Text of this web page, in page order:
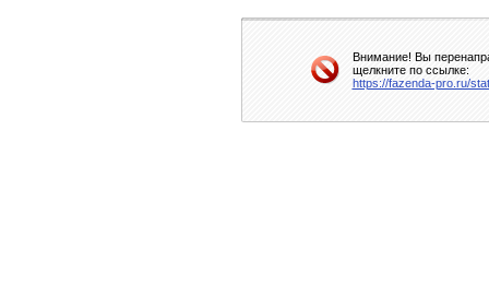
Внимание! Вы
щелкните по ссылке:
https://fazenda-pro.ru/